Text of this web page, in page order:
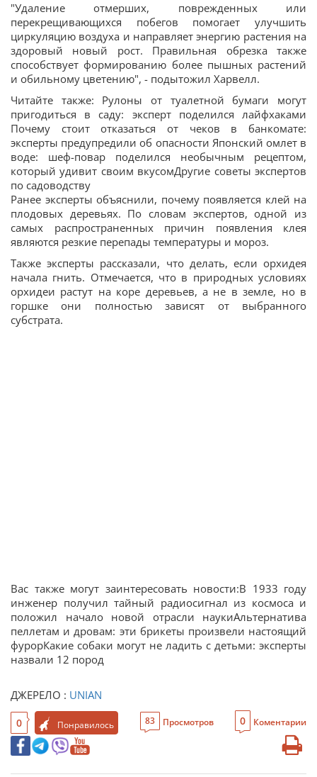
"Удаление отмерших, поврежденных или
перекрещивающихся побегов помогает улучшить
циркуляцию воздуха и направляет энергию растения на
здоровый новый рост. Правильная обрезка также
способствует формированию более пышных растений
и обильному цветению", - подытожил Харвелл.
Читайте также: Рулоны от туалетной бумаги могут
пригодиться в саду: эксперт поделился лайфхаками
Почему стоит отказаться от чеков в банкомате:
эксперты предупредили об опасности Японский омлет в
воде: шеф-повар поделился необычным рецептом,
который удивит своим вкусомДругие советы экспертов
по садоводству
Ранее эксперты объяснили, почему появляется клей на
плодовых деревьях. По словам экспертов, одной из
самых распространенных причин появления клея
являются резкие перепады температуры и мороз.
Также эксперты рассказали, что делать, если орхидея
начала гнить. Отмечается, что в природных условиях
орхидеи растут на коре деревьев, а не в земле, но в
горшке они полностью зависят от выбранного
субстрата.
Вас также могут заинтересовать новости:В 1933 году
инженер получил тайный радиосигнал из космоса и
положил начало новой отрасли наукиАльтернатива
пеллетам и дровам: эти брикеты произвели настоящий
фурорКакие собаки могут не ладить с детьми: эксперты
назвали 12 пород
ДЖЕРЕЛО : UNIAN
0 Понравилось 83 Просмотров 0 Коментарии